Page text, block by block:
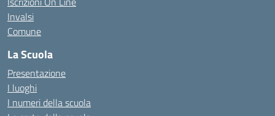
Invalsi
Comune
La Scuola
Presentazione
I luoghi
I numeri della scuola